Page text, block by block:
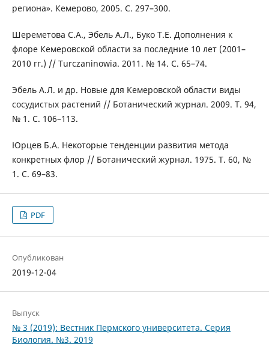
региона». Кемерово, 2005. С. 297–300.
Шереметова С.А., Эбель А.Л., Буко Т.Е. Дополнения к
флоре Кемеровской области за последние 10 лет (2001–
2010 гг.) // Turczaninowia. 2011. № 14. С. 65–74.
Эбель А.Л. и др. Новые для Кемеровской области виды
сосудистых растений // Ботанический журнал. 2009. Т. 94,
№ 1. С. 106–113.
Юрцев Б.А. Некоторые тенденции развития метода
конкретных флор // Ботанический журнал. 1975. Т. 60, №
1. С. 69–83.
PDF
Опубликован
2019-12-04
Выпуск
№ 3 (2019): Вестник Пермского университета. Серия
Биология. №3. 2019